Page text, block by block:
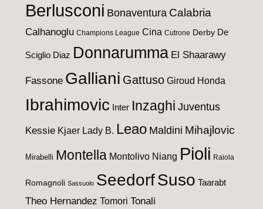
Berlusconi Bonaventura Calabria
Calhanoglu Champions League Cina Cutrone Derby De
Sciglio Diaz Donnarumma El Shaarawy
Fassone Galliani Gattuso Giroud Honda
Ibrahimovic Inter Inzaghi Juventus
Kessie Kjaer Lady B. Leao Maldini Mihajlovic
Mirabelli Montella Montolivo Niang Pioli Raiola
Romagnoli Sassuolo SeedorfSuso Taarabt
Theo Hernandez Tomori Tonali